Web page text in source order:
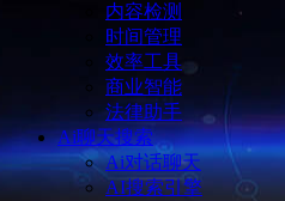
内容检测
时间管理
效率工具
商业智能
法律助手
Ai聊天搜索
Ai对话聊天
AI搜索引擎